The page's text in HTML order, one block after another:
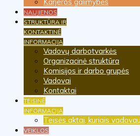
NAUJIENOS
STRUKTŪRA IR
KONTAKTINĖ
INFORMACIJA
Vadovų darbotvarkės
Organizacinė struktūra
Komisijos ir darbo grupės
Vadovai
Kontaktai
TEISINĖ
INFORMACIJA
Teisės aktai, kuriais
VEIKLOS